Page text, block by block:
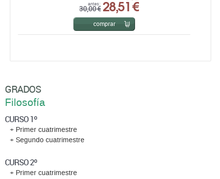
antes:
30,00 € 28,51 €
comprar
GRADOS
Filosofía
CURSO 1º
+ Primer cuatrimestre
+ Segundo cuatrimestre
CURSO 2º
+ Primer cuatrimestre